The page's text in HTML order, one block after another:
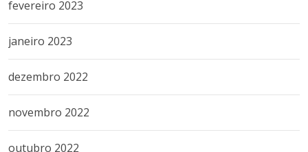
fevereiro 2023
janeiro 2023
dezembro 2022
novembro 2022
outubro 2022